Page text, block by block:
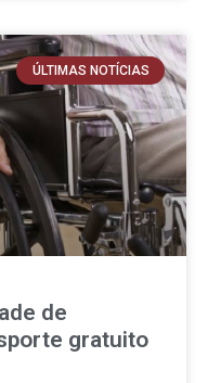
ÚLTIMAS NOTÍCIAS
de
gratuito